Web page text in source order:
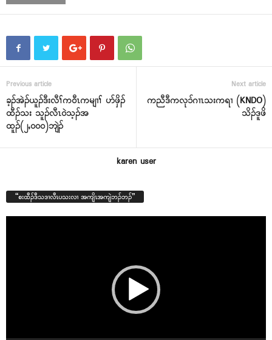
Previous article
ခ့ၣ်အဲၣ်ယူၣ်ဒီးလီၢ်က၀ီၤကမျၢၢ် ပာ်ဖှိၣ်
ထီၣ်သး သူၣ်လီၤ၀ဲသ့ၣ်အ
ထူၣ်(၂ႇ၀၀၀)ဘျဲၣ်
Next article
ကညီဒီကလု၁်ဂၢၤသးကရၢ (KNDO)
သိၣ်ဒူဖိ
karen user
“စးထီၣ်ဒီသဒၢလီၤပသးလၢ အကျိၤအကျဲဘၣ်ဘၣ်”